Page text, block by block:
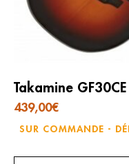
Takamine
439,00€
SUR COMMANDE -